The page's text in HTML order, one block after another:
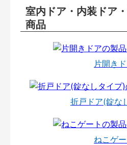
室内ドア・内装ドア
商品
片開き
折戸ドア(錠な
ねこゲー